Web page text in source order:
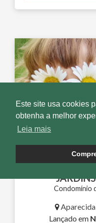
Este site usa cookies
obtenha a melhor
Leia mais
Condomínio
Lançado em